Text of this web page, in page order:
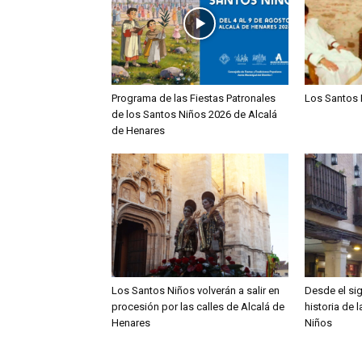
Programa de las Fiestas Patronales
de los Santos Niños 2026 de Alcalá
de Henares
Los Santos
Los Santos Niños volverán a salir en
procesión por las calles de Alcalá de
Henares
Desde el
historia de
Niños